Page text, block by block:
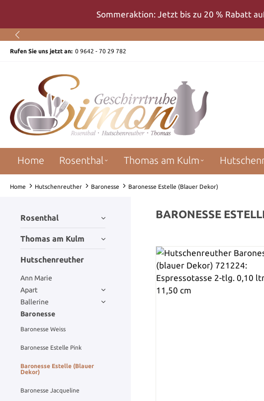
Zur Hauptnavigation springenSommeraktion: Jetzt bis zu 20 % Rabatt
Rufen Sie uns jetzt an: 0 9642 - 70 29 782
Home Rosenthal Thomas am Kulm
Home Hutschenreuther Baronesse Baronesse Estelle (Blauer Dekor)
Rosenthal
Thomas am Kulm
Hutschenreuther
Ann Marie
Apart
Ballerine
Baronesse
Baronesse Weiss
Baronesse Estelle Pink
Baronesse Estelle (Blauer
Dekor)
Baronesse Jacqueline
BARONESSE